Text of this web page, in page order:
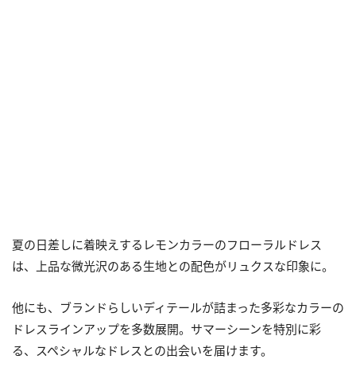
夏の日差しに着映えするレモンカラーのフローラルドレス
は、上品な微光沢のある生地との配色がリュクスな印象に。
他にも、ブランドらしいディテールが詰まった多彩なカラーの
ドレスラインアップを多数展開。サマーシーンを特別に彩
る、スペシャルなドレスとの出会いを届けます。